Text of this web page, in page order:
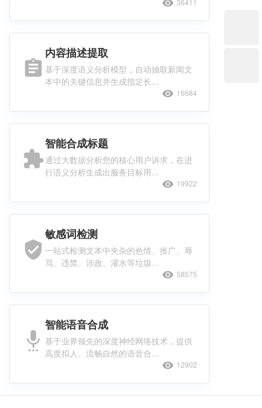
visibility 36411
内容描述提取
基于深度语义分析模型，自动抽取新闻文
本中的关键信息并生成指定长...
visibility 16684
assignment
智能合成标题
通过大数据分析您的核心用户诉求，在进
行语义分析生成出服务目标用...
visibility 19922
extension
敏感词检测
一站式检测文本中夹杂的色情、推广、辱
骂、违禁、涉政、灌水等垃圾...
visibility 58575
verified_user
智能语音合成
基于业界领先的深度神经网络技术，提供
高度拟人、流畅自然的语音合...
visibility 12902
settings_voice